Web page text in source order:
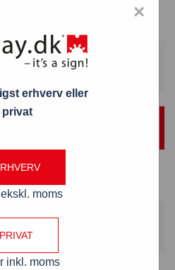
quantity 5 and maximum
erhverv eller
privat
moms
PRIVAT
inkl. moms
×